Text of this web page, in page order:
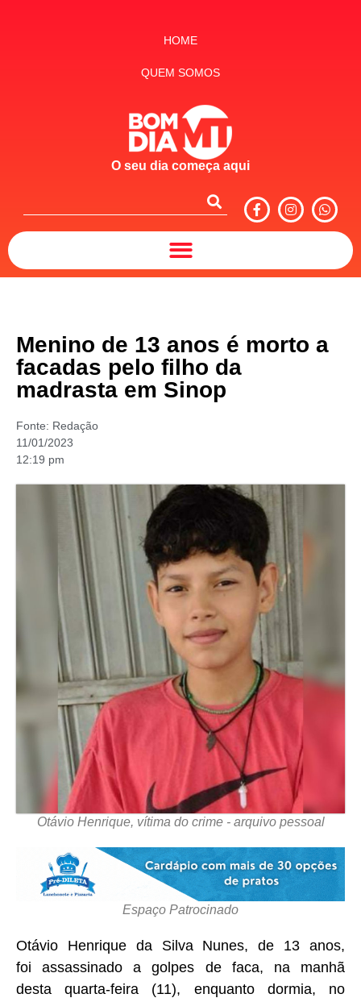
HOME
QUEM SOMOS
O seu dia começa aqui
Menino de 13 anos é morto a
facadas pelo filho da
madrasta em Sinop
Fonte: Redação
11/01/2023
12:19 pm
Otávio Henrique, vítima do crime - arquivo pessoal
Espaço Patrocinado
Otávio Henrique da Silva Nunes, de 13 anos,
foi assassinado a golpes de faca, na manhã
desta quarta-feira (11), enquanto dormia, no